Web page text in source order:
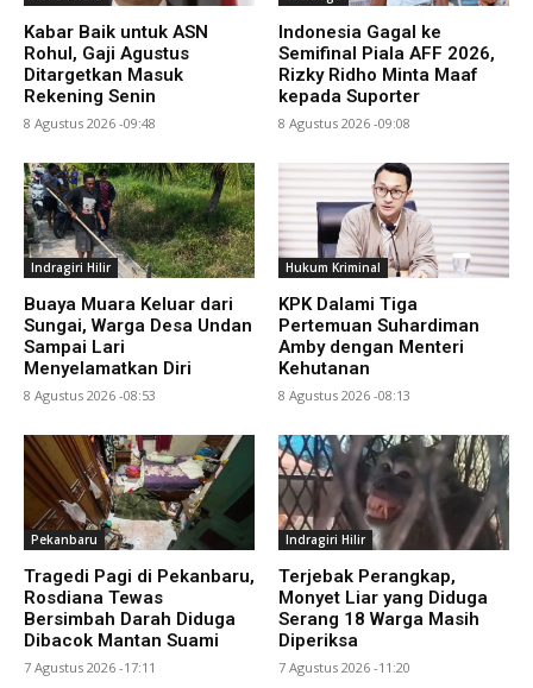
Kabar Baik untuk ASN
Rohul, Gaji Agustus
Ditargetkan Masuk
Rekening Senin
8 Agustus 2026 -09:48
Indonesia Gagal ke
Semifinal Piala AFF 2026,
Rizky Ridho Minta Maaf
kepada Suporter
8 Agustus 2026 -09:08
Indragiri Hilir
Buaya Muara Keluar dari
Sungai, Warga Desa Undan
Sampai Lari
Menyelamatkan Diri
8 Agustus 2026 -08:53
Hukum Kriminal
KPK Dalami Tiga
Pertemuan Suhardiman
Amby dengan Menteri
Kehutanan
8 Agustus 2026 -08:13
Pekanbaru
Tragedi Pagi di Pekanbaru,
Rosdiana Tewas
Bersimbah Darah Diduga
Dibacok Mantan Suami
7 Agustus 2026 -17:11
Indragiri Hilir
Terjebak Perangkap,
Monyet Liar yang Diduga
Serang 18 Warga Masih
Diperiksa
7 Agustus 2026 -11:20